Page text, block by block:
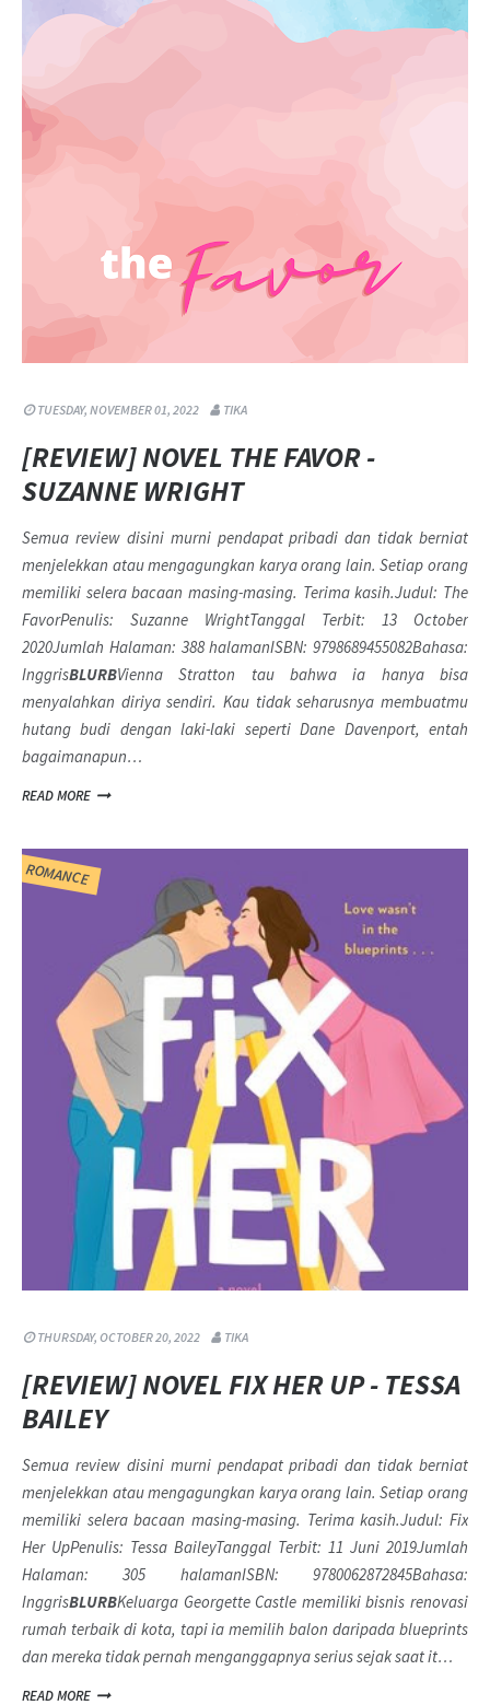
TUESDAY, NOVEMBER 01, 2022 TIKA
[REVIEW] NOVEL THE FAVOR -
SUZANNE WRIGHT
Semua review disini murni pendapat pribadi dan tidak berniat
menjelekkan atau mengagungkan karya orang lain. Setiap orang
memiliki selera bacaan masing-masing. Terima kasih.Judul: The
FavorPenulis: Suzanne WrightTanggal Terbit: 13 October
2020Jumlah Halaman: 388 halamanISBN: 9798689455082Bahasa:
InggrisBLURBVienna Stratton tau bahwa ia hanya bisa
menyalahkan diriya sendiri. Kau tidak seharusnya membuatmu
hutang budi dengan laki-laki seperti Dane Davenport, entah
bagaimanapun…
READ MORE
ROMANCE
THURSDAY, OCTOBER 20, 2022 TIKA
[REVIEW] NOVEL FIX HER UP - TESSA
BAILEY
Semua review disini murni pendapat pribadi dan tidak berniat
menjelekkan atau mengagungkan karya orang lain. Setiap orang
memiliki selera bacaan masing-masing. Terima kasih.Judul: Fix
Her UpPenulis: Tessa BaileyTanggal Terbit: 11 Juni 2019Jumlah
Halaman: 305 halamanISBN: 9780062872845Bahasa:
InggrisBLURBKeluarga Georgette Castle memiliki bisnis renovasi
rumah terbaik di kota, tapi ia memilih balon daripada blueprints
dan mereka tidak pernah menganggapnya serius sejak saat it…
READ MORE